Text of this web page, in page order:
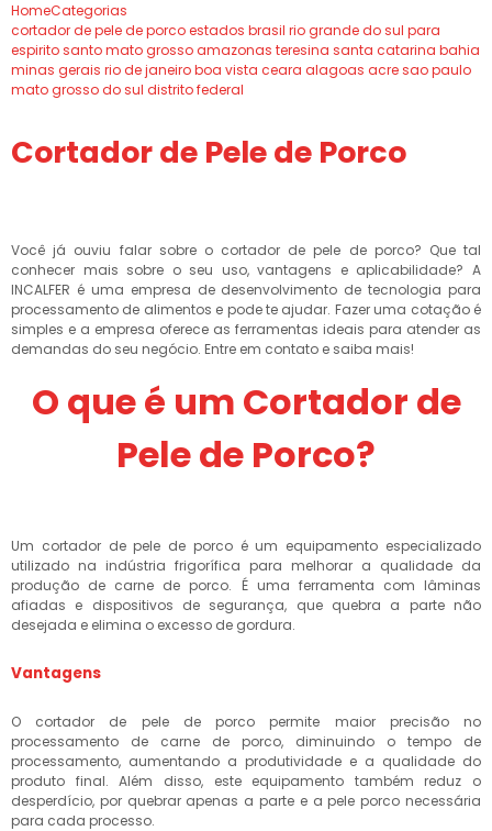
HomeCategorias
cortador de pele de porco estados brasil rio grande do sul para
espirito santo mato grosso amazonas teresina santa catarina bahia
minas gerais rio de janeiro boa vista ceara alagoas acre sao paulo
mato grosso do sul distrito federal
Cortador de Pele de Porco
Você já ouviu falar sobre o cortador de pele de porco? Que tal
conhecer mais sobre o seu uso, vantagens e aplicabilidade? A
INCALFER é uma empresa de desenvolvimento de tecnologia para
processamento de alimentos e pode te ajudar. Fazer uma cotação é
simples e a empresa oferece as ferramentas ideais para atender as
demandas do seu negócio. Entre em contato e saiba mais!
O que é um Cortador de
Pele de Porco?
Um cortador de pele de porco é um equipamento especializado
utilizado na indústria frigorífica para melhorar a qualidade da
produção de carne de porco. É uma ferramenta com lâminas
afiadas e dispositivos de segurança, que quebra a parte não
desejada e elimina o excesso de gordura.
Vantagens
O cortador de pele de porco permite maior precisão no
processamento de carne de porco, diminuindo o tempo de
processamento, aumentando a produtividade e a qualidade do
produto final. Além disso, este equipamento também reduz o
desperdício, por quebrar apenas a parte e a pele porco necessária
para cada processo.